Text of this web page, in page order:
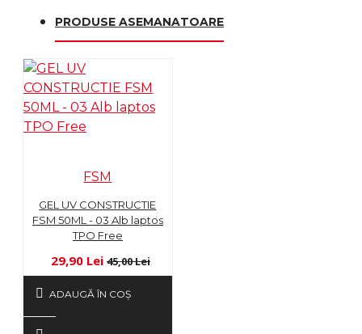
PRODUSE ASEMANATOARE
FSM
GEL UV CONSTRUCTIE
FSM 50ML - 03 Alb laptos
TPO Free
29,90 Lei 45,00 Lei
ADAUGĂ ÎN COŞ